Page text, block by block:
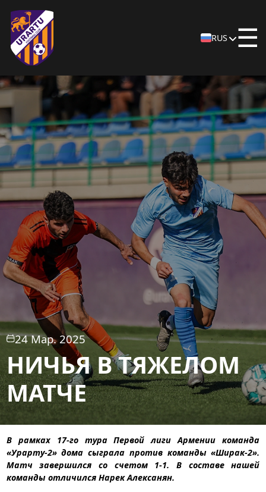
RUS ☰
24 Мар. 2025
НИЧЬЯ В ТЯЖЕЛОМ
МАТЧЕ
В рамках 17-го тура Первой лиги Армении команда
«Урарту-2» дома сыграла против команды «Ширак-2».
Матч завершился со счетом 1-1. В составе нашей
команды отличился Нарек Алексанян.